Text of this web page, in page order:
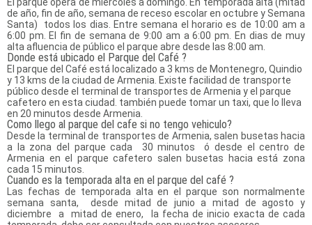
de año, fin de año, semana de receso escolar en octubre y Semana
Santa) todos los dias. Entre semana el horario es de 10:00 am a
6:00 pm. El fin de semana de 9:00 am a 6:00 pm. En dias de muy
alta afluencia de público el parque abre desde las 8:00 am.
Donde está ubicado el Parque del Café ?
El parque del Café está localizado a 3 kms de Montenegro, Quindio
y 13 kms de la ciudad de Armenia. Existe facilidad de transporte
público desde el terminal de transportes de Armenia y el parque
cafetero en esta ciudad. también puede tomar un taxi, que lo lleva
en 20 minutos desde Armenia.
Como llego al parque del cafe si no tengo vehiculo?
Desde la terminal de transportes de Armenia, salen busetas hacia
a la zona del parque cada 30 minutos ó desde el centro de
Armenia en el parque cafetero salen busetas hacia está zona
cada 15 minutos.
Cuando es la temporada alta en el parque del café ?
Las fechas de temporada alta en el parque son normalmente
semana santa, desde mitad de junio a mitad de agosto y
diciembre a mitad de enero, la fecha de inicio exacta de cada